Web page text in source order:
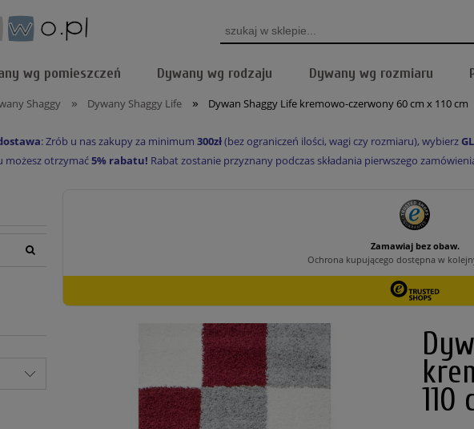
wg pomieszczeń Dywany wg rodzaju Dywany wg rozmiaru
Shaggy » Dywany Shaggy Life » Dywan Shaggy Life kremowo-czerwony 60 cm x 110 cm
: Zrób u nas zakupy za minimum 300zł(bez ograniczeń ilości, wagi czy rozmiaru), wybierz
możesz otrzymać5% rabatu! Rabat zostanie przyznany podczas składania pierwszego
110